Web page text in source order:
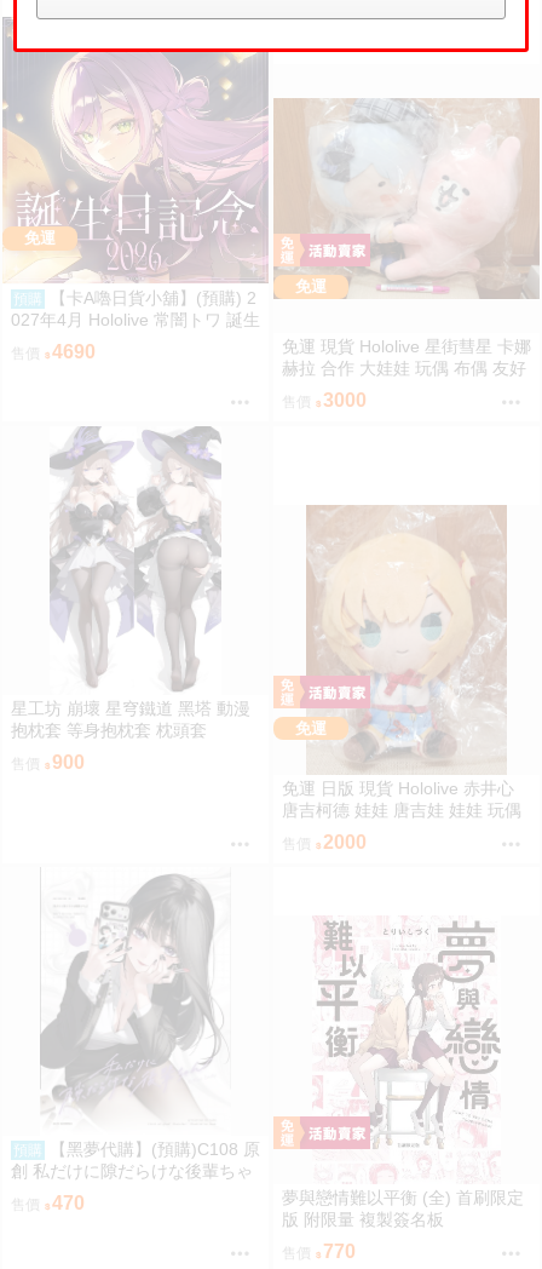
免運
預購
【卡A嚕日貨小舖】(預購) 2
027年4月 Hololive 常闇トワ 誕生
日記念2026
售價 4690
免運
免運 現貨 Hololive 星街彗星 卡娜
赫拉 合作 大娃娃 玩偶 布偶 友好
抱抱大娃娃 星街すいせい カナヘ
イの小動物 なかよしハグぬいぐ
售價 3000
星工坊 崩壞 星穹鐵道 黑塔 動漫
抱枕套 等身抱枕套 枕頭套
售價 900
免運
免運 日版 現貨 Hololive 赤井心
唐吉柯德 娃娃 唐吉娃 娃娃 玩偶
ドン・キホーテ もちどる 赤井は
あと
2000
預購
【黑夢代購】(預購)C108 原
創 私だけに隙だらけな後輩ちゃ
ん 社團名:saeu 繪師:saeu
售價 470
夢與戀情難以平衡 (全) 首刷限定
版 附限量 複製簽名板
售價 770